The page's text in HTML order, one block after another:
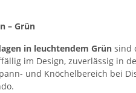
– Grün
in leuchtendem Grün sind
im Design, zuverlässig in
und Knöchelbereich bei